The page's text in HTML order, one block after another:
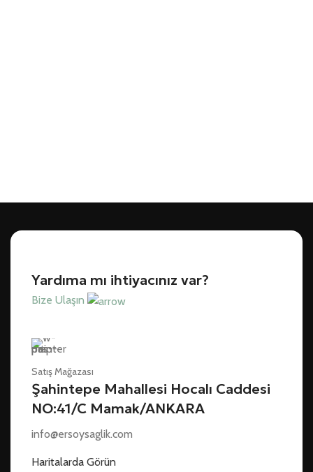
Yardıma mı ihtiyacınız var?
Bize Ulaşın
Satış Mağazası
Şahintepe Mahallesi Hocalı Caddesi
NO:41/C Mamak/ANKARA
info@ersoysaglik.com
Haritalarda Görün